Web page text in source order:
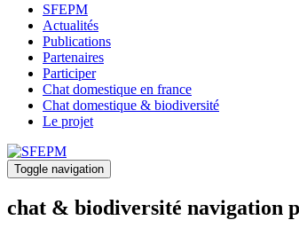
SFEPM
Actualités
Publications
Partenaires
Participer
Chat domestique en france
Chat domestique & biodiversité
Le projet
Toggle navigation
chat & biodiversité navigation